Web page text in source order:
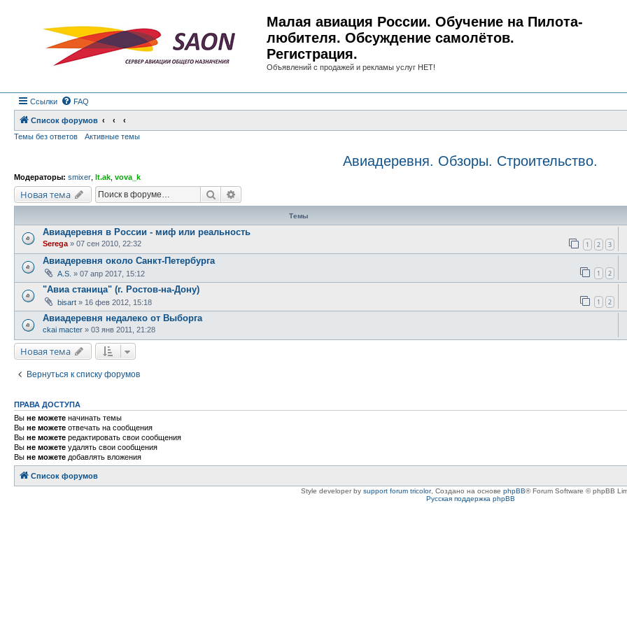
Малая авиация России. Обучение на Пилота-
любителя. Обсуждение самолётов.
Регистрация.
Объявлений с продажей и рекламы услуг НЕТ!
Ссылки FAQ
Список форумов
Темы без ответов
Активные темы
Авиадеревня. Обзоры. Строительство.
Модераторы: smixer lt.ak vova_k
Новая тема Поиск
Темы
Авиадеревня в России - миф или реальность
Serega » 07 сен 2010, 22:32 1 2 3
Авиадеревня около Санкт-Петербурга
A.S. » 07 апр 2017, 15:12 1 2
"Авиа станица" (г. Ростов-на-Дону)
bisart » 16 фев 2012, 15:18 1 2
Авиадеревня недалеко от Выборга
ckai macter » 03 янв 2011, 21:28
Новая тема
Вернуться к списку форумов
ПРАВА ДОСТУПА
Вы не можете начинать темы
Вы не можете отвечать на сообщения
Вы не можете редактировать свои сообщения
Вы не можете удалять свои сообщения
Вы не можете добавлять вложения
Список форумов
Style developer by support forum tricolor, Создано на основе phpBB® Forum Software © phpBB
Русская поддержка phpBB